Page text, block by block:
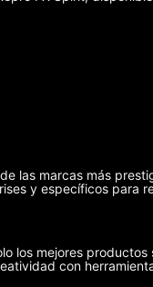
las marcas más
y específicos para
los mejores
con